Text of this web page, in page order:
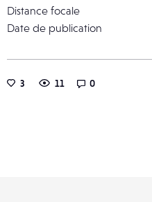
Distance focale
Date de publication
3 11 0